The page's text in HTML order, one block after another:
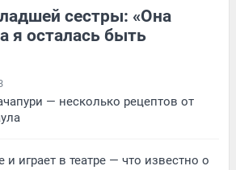
сестры: «Она
я осталась быть
— несколько рецептов от
и играет в театре — что известно о